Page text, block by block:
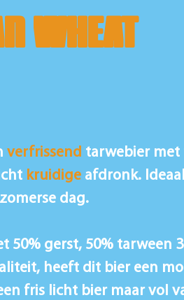
verfrissend tarwebier met
kruidige afdronk.
dag.
50% gerst, 50% tarween
heeft dit bier een
fris licht bier maar vol
WHEAT